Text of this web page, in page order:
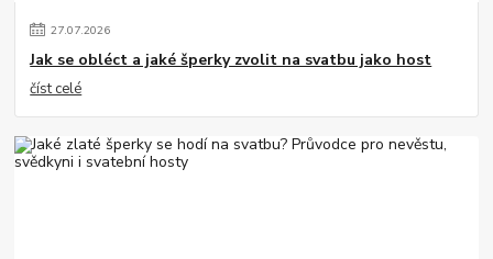
27.07.2026
Jak se obléct a jaké šperky zvolit na svatbu jako host
číst celé